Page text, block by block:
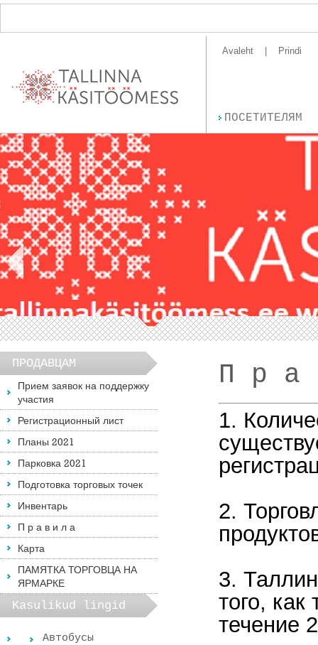
Avaleht Prindi
ПОСЕТИТЕЛЯМ
ПРОДАВЦАМ
Прием заявок на поддержку
участия
Регистрационный лист
Планы 2021
Парковка 2021
Подготовка торговых точек
Инвентарь
П р а в и л а
Карта
ПАМЯТКА ТОРГОВЦА НА
ЯРМАРКЕ
Kasulikud lingid
Автобусы
П р а
1.
2.
3.
того,
течение